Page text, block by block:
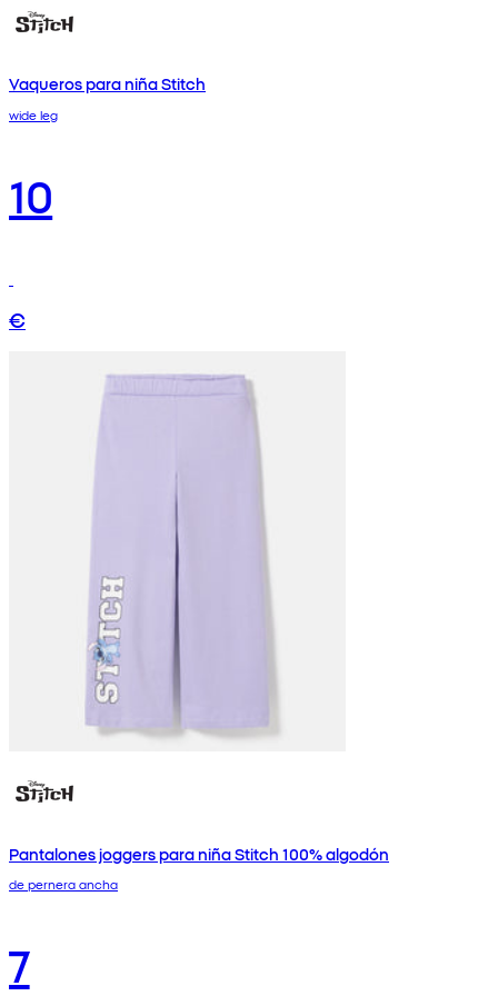
Vaqueros para niña Stitch
wide leg
10
€
Pantalones joggers para niña Stitch 100% algodón
de pernera ancha
7